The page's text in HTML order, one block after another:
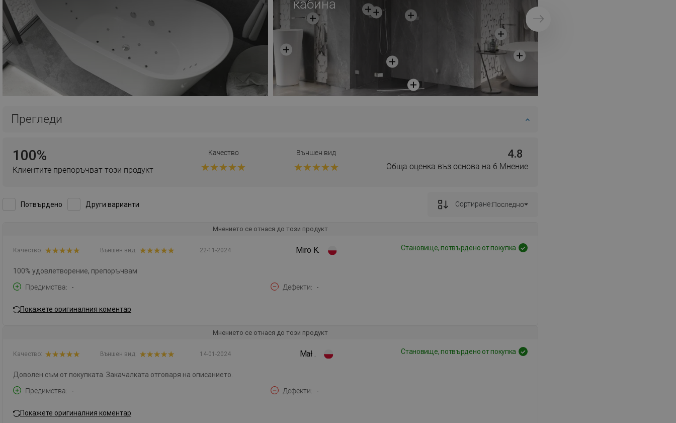
кабина
Напред
Прегледи
100%
Клиентите препоръчват този продукт
Качество Външен вид 4.8
Обща оценка въз основа на 6 Мнение
Потвърдено Други варианти Сортиране:Последно
Мнението се отнася до този продукт
Miro K. Становище, потвърдено от покупка
22-11-2024
Качество: Външен вид:
100% удовлетворение, препоръчвам
Предимства
- Дефекти -
Покажете оригиналния коментар
Мнението се отнася до този продукт
Mał . Становище, потвърдено от покупка
14-01-2024
Качество: Външен вид:
Доволен съм от покупката. Закачалката отговаря на описанието.
Предимства
- Дефекти -
Покажете оригиналния коментар
PORTUGUESE
CROATIAN
GREEK
SLOVENIAN